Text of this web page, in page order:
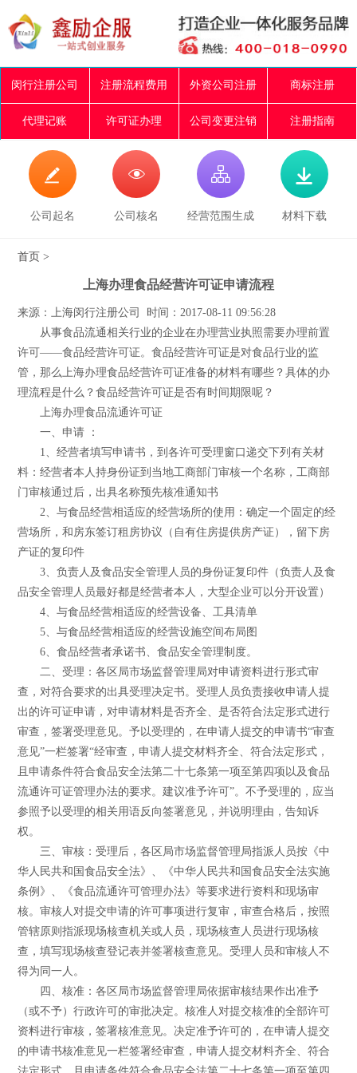
闵行注册公司 注册流程费用 外资公司注册 商标注册
代理记账 许可证办理 公司变更注销 注册指南

公司起名

公司核名

经营范围生成

材料下载
首页 >
上海办理食品经营许可证申请流程
来源：上海闵行注册公司 时间：2017-08-11 09:56:28
从事食品流通相关行业的企业在办理营业执照需要办理前置
许可——食品经营许可证。食品经营许可证是对食品行业的监
管，那么上海办理食品经营许可证准备的材料有哪些？具体的办
理流程是什么？食品经营许可证是否有时间期限呢？
上海办理食品流通许可证
一、申请 ：
1、经营者填写申请书，到各许可受理窗口递交下列有关材
料：经营者本人持身份证到当地工商部门审核一个名称，工商部
门审核通过后，出具名称预先核准通知书
2、与食品经营相适应的经营场所的使用：确定一个固定的经
营场所，和房东签订租房协议（自有住房提供房产证），留下房
产证的复印件
3、负责人及食品安全管理人员的身份证复印件（负责人及食
品安全管理人员最好都是经营者本人，大型企业可以分开设置）
4、与食品经营相适应的经营设备、工具清单
5、与食品经营相适应的经营设施空间布局图
6、食品经营者承诺书、食品安全管理制度。
二、受理：各区局市场监督管理局对申请资料进行形式审
查，对符合要求的出具受理决定书。受理人员负责接收申请人提
出的许可证申请，对申请材料是否齐全、是否符合法定形式进行
审查，签署受理意见。予以受理的，在申请人提交的申请书“审查
意见”一栏签署“经审查，申请人提交材料齐全、符合法定形式，
且申请条件符合食品安全法第二十七条第一项至第四项以及食品
流通许可证管理办法的要求。建议准予许可”。不予受理的，应当
参照予以受理的相关用语反向签署意见，并说明理由，告知诉
权。
三、审核：受理后，各区局市场监督管理局指派人员按《中
华人民共和国食品安全法》、《中华人民共和国食品安全法实施
条例》、《食品流通许可管理办法》等要求进行资料和现场审
核。审核人对提交申请的许可事项进行复审，审查合格后，按照
管辖原则指派现场核查机关或人员，现场核查人员进行现场核
查，填写现场核查登记表并签署核查意见。受理人员和审核人不
得为同一人。
四、核准：各区局市场监督管理局依据审核结果作出准予
（或不予）行政许可的审批决定。核准人对提交核准的全部许可
资料进行审核，签署核准意见。决定准予许可的，在申请人提交
的申请书核准意见一栏签署经审查，申请人提交材料齐全、符合